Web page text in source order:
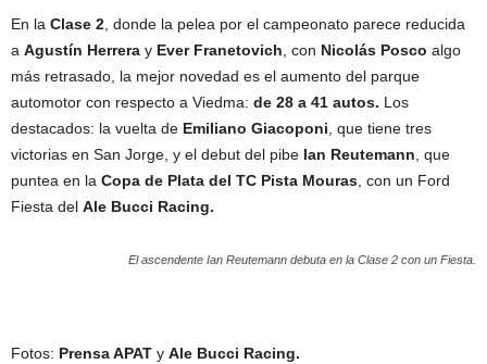
En la Clase 2 , donde la pelea por el campeonato parece reducida
a Agustín Herrera y Ever Franetovich , con Nicolás Posco algo
más retrasado, la mejor novedad es el aumento del parque
automotor con respecto a Viedma: de 28 a 41 autos. Los
destacados: la vuelta de Emiliano Giacoponi , que tiene tres
victorias en San Jorge, y el debut del pibe Ian Reutemann , que
puntea en la Copa de Plata del TC Pista Mouras , con un Ford
Fiesta del Ale Bucci Racing.
El ascendente Ian Reutemann debuta en la Clase 2 con un Fiesta.
Fotos: Prensa APAT y Ale Bucci Racing.